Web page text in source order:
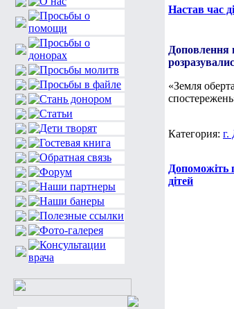
Настав час
Доповлення
«Земля
Категория: г.
Допоможіть
дітей